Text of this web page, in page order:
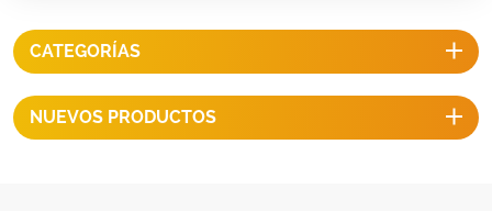
CATEGORÍAS
NUEVOS PRODUCTOS